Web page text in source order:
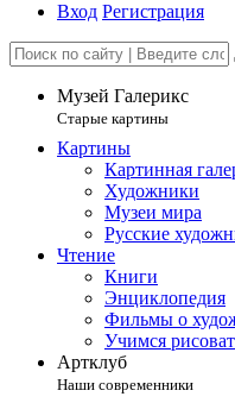
Вход Регистрация
Музей Галерикс
Старые картины
Картины
Картинная
Художники
Музеи мира
Русские
Чтение
Книги
Энциклопедия
Фильмы о
Учимся
Артклуб
Наши современники